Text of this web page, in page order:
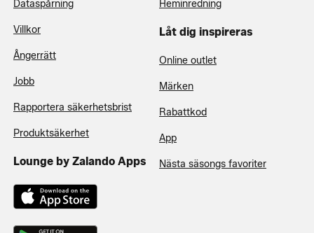
Dataspårning
Villkor
Ångerrätt
Jobb
Rapportera säkerhetsbrist
Produktsäkerhet
Lounge by Zalando Apps
Heminredning
Låt dig inspireras
Online outlet
Märken
Rabattkod
App
Nästa säsongs favoriter